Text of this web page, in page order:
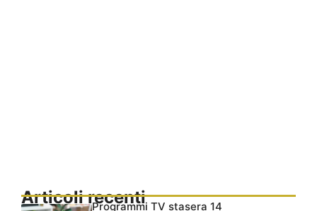
Articoli recentiProgrammi TV stasera 14